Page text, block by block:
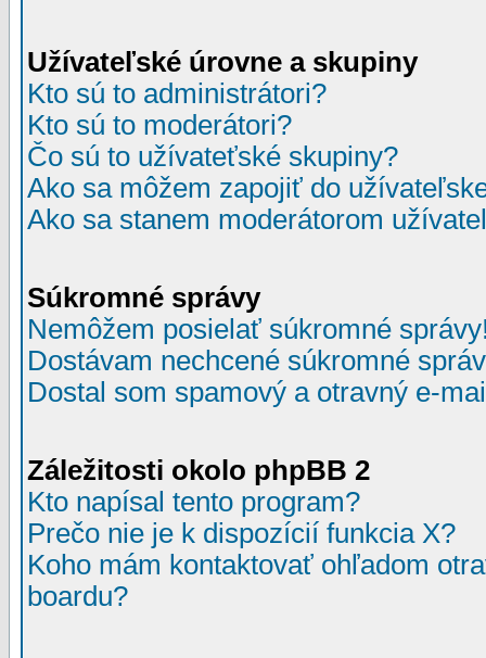
Užívateľské úrovne a skupiny
Kto sú to administrátori?
Kto sú to moderátori?
Čo sú to užívateťské skupiny?
Ako sa môžem zapojiť do
Ako sa stanem moderátorom
Súkromné správy
Nemôžem posielať súkromné
Dostávam nechcené súkromné
Dostal som spamový a otravný e-
Záležitosti okolo phpBB 2
Kto napísal tento program?
Prečo nie je k dispozícií funkcia X?
Koho mám kontaktovať ohľadom
boardu?